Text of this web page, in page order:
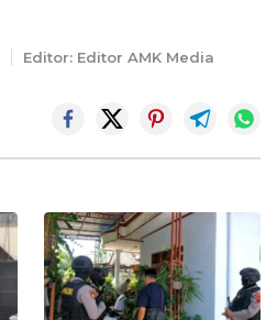
Editor: Editor AMK Media